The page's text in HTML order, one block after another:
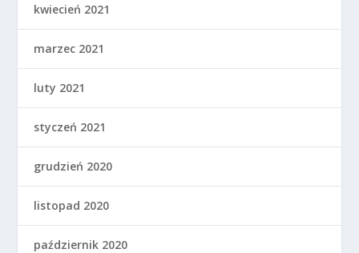
kwiecień 2021
marzec 2021
luty 2021
styczeń 2021
grudzień 2020
listopad 2020
październik 2020